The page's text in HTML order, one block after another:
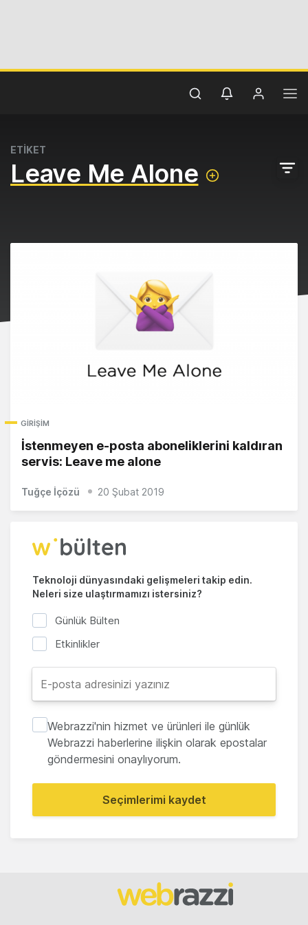
ETİKET
Leave Me Alone
GIRIŞIM
İstenmeyen e-posta aboneliklerini kaldıran
servis: Leave me alone
Tuğçe İçözü 20 Şubat 2019
Teknoloji dünyasındaki gelişmeleri takip edin.
Neleri size ulaştırmamızı istersiniz?
Günlük Bülten
Etkinlikler
Webrazzi'nin hizmet ve ürünleri ile günlük
Webrazzi haberlerine ilişkin olarak epostalar
göndermesini onaylıyorum.
Seçimlerimi kaydet